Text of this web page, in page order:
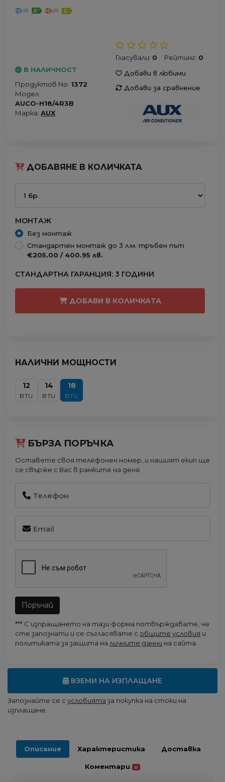
В НАЛИЧНОСТ
Продуктов No: 1372
Модел:
AUCO-H18/4R3B
Марка: AUX
Гласували: 0 Рейтинг: 0
Добави в любими
Добави за сравнение
ДОБАВЯНЕ В КОЛИЧКАТА
МОНТАЖ
Без монтаж
Стандартен монтаж до 3 л.м. тръбен път
€205.00 / 400.95 лв.
СТАНДАРТНА ГАРАНЦИЯ: 3 ГОДИНИ
ДОБАВИ В КОЛИЧКАТА
НАЛИЧНИ МОЩНОСТИ
12
BTU
14
BTU
18
BTU
БЪРЗА ПОРЪЧКА
Оставете своя телефонен номер, и нашият екип ще
се свърже с Вас в рамките на деня.
Поръчай
*** С изпращането на тази форма потвърждавате, че
сте запознати и се съгласявате с общите условия и
политиката за защита на личните данни на сайта.
ВЗЕМИ НА ИЗПЛАЩАНЕ
Запознайте се с условията за покупка на стоки на
изплащане.
Описание Характеристика Доставка
Коментари 0